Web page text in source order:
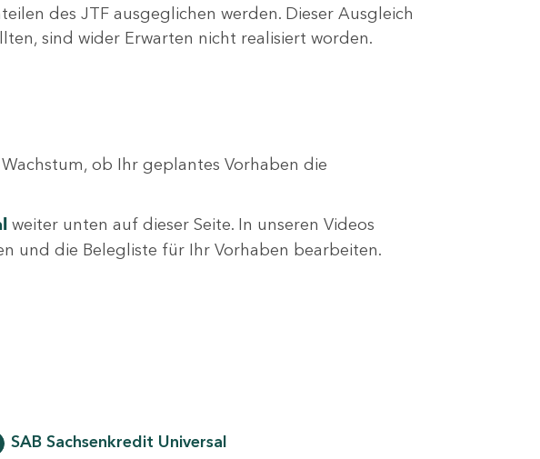
des JTF ausgeglichen werden. Dieser Ausgleich
sind wider Erwarten nicht realisiert worden.
ob Ihr geplantes Vorhaben die
weiter unten auf dieser Seite. In unseren Videos
und die Belegliste für Ihr Vorhaben bearbeiten.
SAB Sachsenkredit Universal